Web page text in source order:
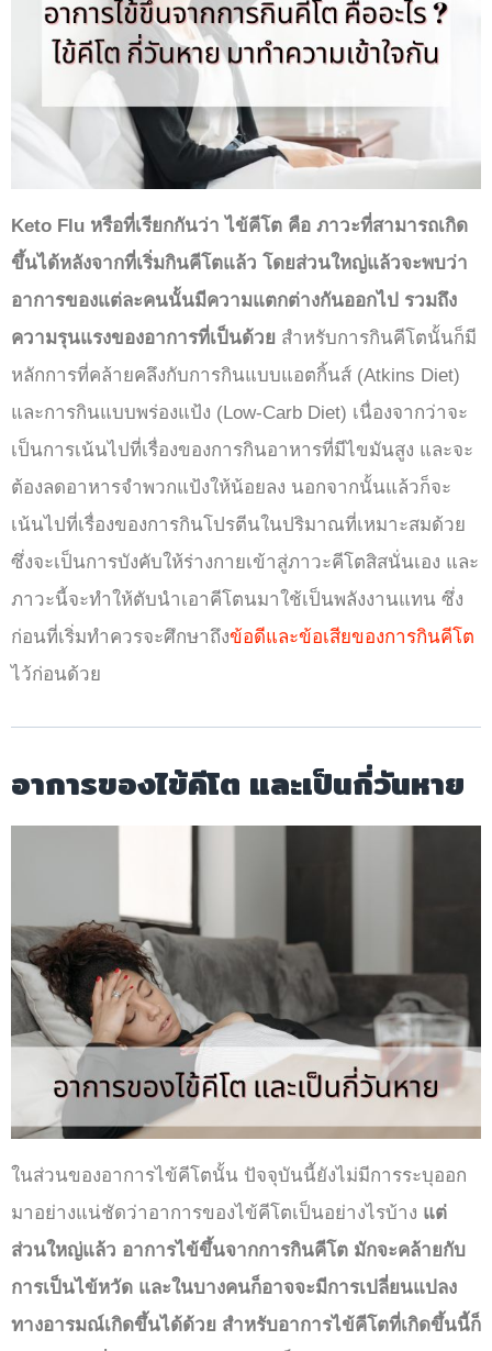
Keto Flu หรือที่เรียกกันว่า ไข้คีโต คือ ภาวะที่สามารถเกิด
ขึ้นได้หลังจากที่เริ่มกินคีโตแล้ว โดยส่วนใหญ่แล้วจะพบว่า
อาการของแต่ละคนนั้นมีความแตกต่างกันออกไป รวมถึง
ความรุนแรงของอาการที่เป็นด้วย สำหรับการกินคีโตนั้นก็มี
หลักการที่คล้ายคลึงกับการกินแบบแอตกิ้นส์ (Atkins Diet)
และการกินแบบพร่องแป้ง (Low-Carb Diet) เนื่องจากว่าจะ
เป็นการเน้นไปที่เรื่องของการกินอาหารที่มีไขมันสูง และจะ
ต้องลดอาหารจำพวกแป้งให้น้อยลง นอกจากนั้นแล้วก็จะ
เน้นไปที่เรื่องของการกินโปรตีนในปริมาณที่เหมาะสมด้วย
ซึ่งจะเป็นการบังคับให้ร่างกายเข้าสู่ภาวะคีโตสิสนั่นเอง และ
ภาวะนี้จะทำให้ตับนำเอาคีโตนมาใช้เป็นพลังงานแทน ซึ่ง
ก่อนที่เริ่มทำควรจะศึกษาถึงข้อดีและข้อเสียของการกินคีโต
ไว้ก่อนด้วย
อาการของไข้คีโต และเป็นกี่วันหาย
ในส่วนของอาการไข้คีโตนั้น ปัจจุบันนี้ยังไม่มีการระบุออก
มาอย่างแน่ชัดว่าอาการของไข้คีโตเป็นอย่างไรบ้าง แต่
ส่วนใหญ่แล้ว อาการไข้ขึ้นจากการกินคีโต มักจะคล้ายกับ
การเป็นไข้หวัด และในบางคนก็อาจจะมีการเปลี่ยนแปลง
ทางอารมณ์เกิดขึ้นได้ด้วย สำหรับอาการไข้คีโตที่เกิดขึ้นนี้ก็